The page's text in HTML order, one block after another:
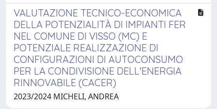
VALUTAZIONE TECNICO-ECONOMICA
DELLA POTENZIALITÀ DI IMPIANTI FER
NEL COMUNE DI VISSO (MC) E
POTENZIALE REALIZZAZIONE DI
CONFIGURAZIONI DI AUTOCONSUMO
PER LA CONDIVISIONE DELL'ENERGIA
RINNOVABILE (CACER)
2023/2024 MICHELI, ANDREA